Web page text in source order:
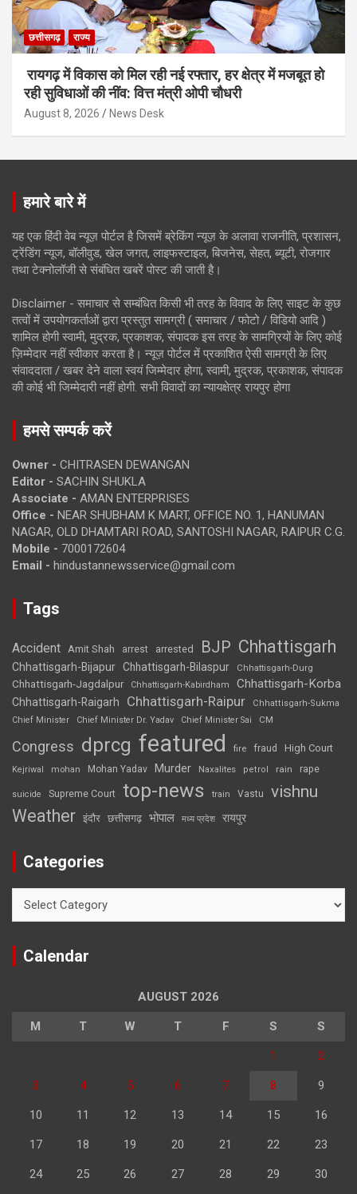
छत्तीसगढ़ राज्य
रायगढ़ में विकास को मिल रही नई रफ्तार, हर क्षेत्र में मजबूत हो
रही सुविधाओं की नींव: वित्त मंत्री ओपी चौधरी
August 8, 2026 News Desk
हमारे बारे में
यह एक हिंदी वेब न्यूज़ पोर्टल है जिसमें ब्रेकिंग न्यूज़ के अलावा राजनीति, प्रशासन,
ट्रेंडिंग न्यूज, बॉलीवुड, खेल जगत, लाइफस्टाइल, बिजनेस, सेहत, ब्यूटी, रोजगार
तथा टेक्नोलॉजी से संबंधित खबरें पोस्ट की जाती है।
Disclaimer - समाचार से सम्बंधित किसी भी तरह के विवाद के लिए साइट के कुछ
तत्वों में उपयोगकर्ताओं द्वारा प्रस्तुत सामग्री ( समाचार / फोटो / विडियो आदि )
शामिल होगी स्वामी, मुद्रक, प्रकाशक, संपादक इस तरह के सामग्रियों के लिए कोई
ज़िम्मेदार नहीं स्वीकार करता है। न्यूज़ पोर्टल में प्रकाशित ऐसी सामग्री के लिए
संवाददाता / खबर देने वाला स्वयं जिम्मेदार होगा, स्वामी, मुद्रक, प्रकाशक, संपादक
की कोई भी जिम्मेदारी नहीं होगी. सभी विवादों का न्यायक्षेत्र रायपुर होगा
हमसे सम्पर्क करें
Owner - CHITRASEN DEWANGAN
Editor - SACHIN SHUKLA
Associate - AMAN ENTERPRISES
Office - NEAR SHUBHAM K MART, OFFICE NO. 1, HANUMAN
NAGAR, OLD DHAMTARI ROAD, SANTOSHI NAGAR, RAIPUR C.G.
Mobile - 7000172604
Email - hindustannewsservice@gmail.com
Tags
Accident Amit Shah arrest arrested BJP Chhattisgarh
Chhattisgarh-Bijapur Chhattisgarh-Bilaspur Chhattisgarh-Durg
Chhattisgarh-Jagdalpur Chhattisgarh-Kabirdham Chhattisgarh-Korba
Chhattisgarh-Raigarh Chhattisgarh-Raipur
Chhattisgarh-Sukma
Chief Minister
Chief Minister Dr. Yadav Chief Minister Sai CM
Congress dprcg featured fire fraud High Court
Kejriwal mohan Mohan Yadav Murder Naxalites petrol rain rape
suicide Supreme Court top-news train Vastu vishnu
Weather इंदौर छत्तीसगढ़ भोपाल मध्य प्रदेश रायपुर
Categories
Calendar
AUGUST 2026
M T W T F S S
1 2
3 4 5 6 7 8 9
10 11 12 13 14 15 16
17 18 19 20 21 22 23
24 25 26 27 28 29 30